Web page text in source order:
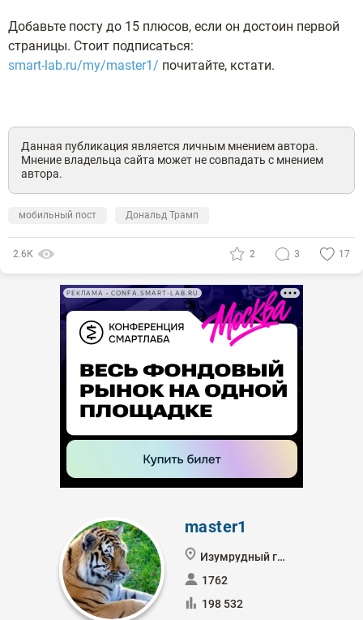
Добавьте посту до 15 плюсов, если он достоин первой
страницы. Стоит подписаться:
smart-lab.ru/my/master1/ почитайте, кстати.
Данная публикация является личным мнением автора.
Мнение владельца сайта может не совпадать с мнением
автора.
мобильный пост Дональд Трамп
2.6К 2 3 17
РЕКЛАМА • CONFA.SMART-LAB.RU
master1
Изумрудный город
1762
198 532